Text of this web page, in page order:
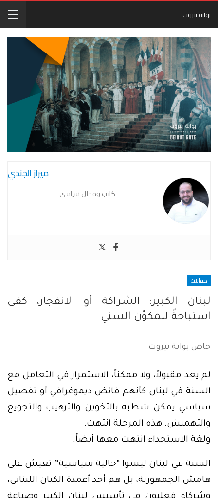
بوابة بيروت
ميراز الجندي
كاتب ومحلل سياسي
مقالات
لبنان الكبير: الشراكة أو الانفجار، كفى
استباحةً للمكوّن السني
خاص بوابة بيروت
لم يعد مقبولاً، ولا ممكناً، الاستمرار في التعامل مع
السنة في لبنان كأنهم فائض ديموغرافي أو تفصيل
سياسي يمكن شطبه بالتخوين والترهيب والتجويع
والتهميش. هذه المرحلة انتهت.
ولغة الاستجداء انتهت معها أيضاً.
السنة في لبنان ليسوا “جالية سياسية” تعيش على
هامش الجمهورية، بل هم أحد أعمدة الكيان اللبناني،